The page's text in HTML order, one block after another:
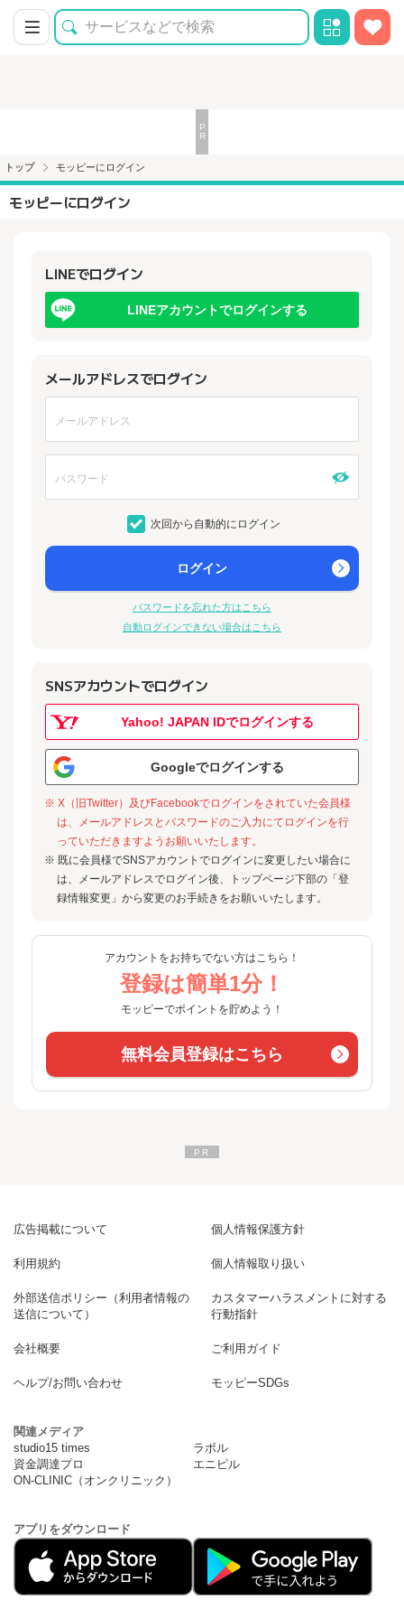
トップ モッピーにログイン
モッピーにログイン
LINEでログイン
LINEアカウントでログインする
メールアドレスでログイン
次回から自動的にログイン
ログイン
パスワードを忘れた方はこちら
自動ログインできない場合はこちら
SNSアカウントでログイン
Yahoo! JAPAN IDでログインする
Googleでログインする
※ X（旧Twitter）及びFacebookでログインをされていた会員様
は、メールアドレスとパスワードのご入力にてログインを行
っていただきますようお願いいたします。
※ 既に会員様でSNSアカウントでログインに変更したい場合に
は、メールアドレスでログイン後、トップページ下部の「登
録情報変更」から変更のお手続きをお願いいたします。
アカウントをお持ちでない方はこちら！
登録は簡単1分！
モッピーでポイントを貯めよう！
無料会員登録はこちら
広告掲載について 個人情報保護方針
利用規約 個人情報取り扱い
外部送信ポリシー（利用者情報の
送信について）
カスタマーハラスメントに対する
行動指針
会社概要 ご利用ガイド
ヘルプ/お問い合わせ モッピーSDGs
関連メディア
studio15 times
ラボル
資金調達プロ
エニピル
ON-CLINIC（オンクリニック）
アプリをダウンロード